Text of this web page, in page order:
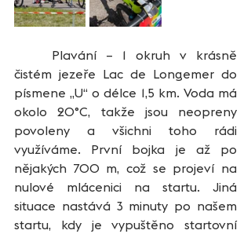
čistém jezeře Lac de Longemer do
písmene „U“ o délce 1,5 km. Voda má
okolo 20°C, takže jsou neopreny
povoleny a všichni toho rádi
využíváme. První bojka je až po
nějakých 700 m, což se projeví na
nulové mlácenici na startu. Jiná
situace nastává 3 minuty po našem
startu, kdy je vypuštěno startovní